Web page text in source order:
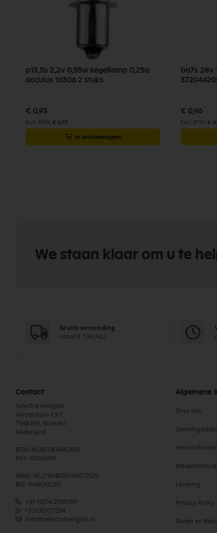
p13,5s 2,2v 0,55w kegellamp 0,25a
acculux 16306 2 stuks
€ 0,93
€ 0,77
In winkelwagen
ba7s 28v
€ 0,96
€
We staan klaar om u te
Gratis verzending
vanaf € 100 (NL)
Contact
Selectra Hengelo
Verzetslaan 13-7
7548 EM, Boekelo
Nederland
BTW: NL001406482B41
KVK: 60566981
IBAN: NL21RABO0145617629
BIC: RABONL2U
+31 (0)74-2500199
+31630757204
info@selectrahengelo.nl
Algemene
Over ons
Levering
Privacy Policy
Ruilen en